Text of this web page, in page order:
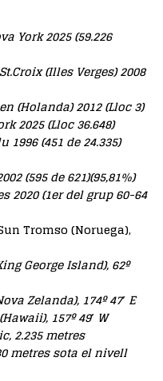
York 2025 (59.226
St.Croix (Illes Verges) 2008
(Holanda) 2012 (Lloc 3)
2025 (Lloc 36.648)
1996 (451 de 24.335)
(595 de 621)(95,81%)
2020 (1er del grup 60-64
Tromso (Noruega),
George Island), 62º
Zelanda), 174º 47′ E
157º 49′ W
2.235 metres
metres sota el nivell